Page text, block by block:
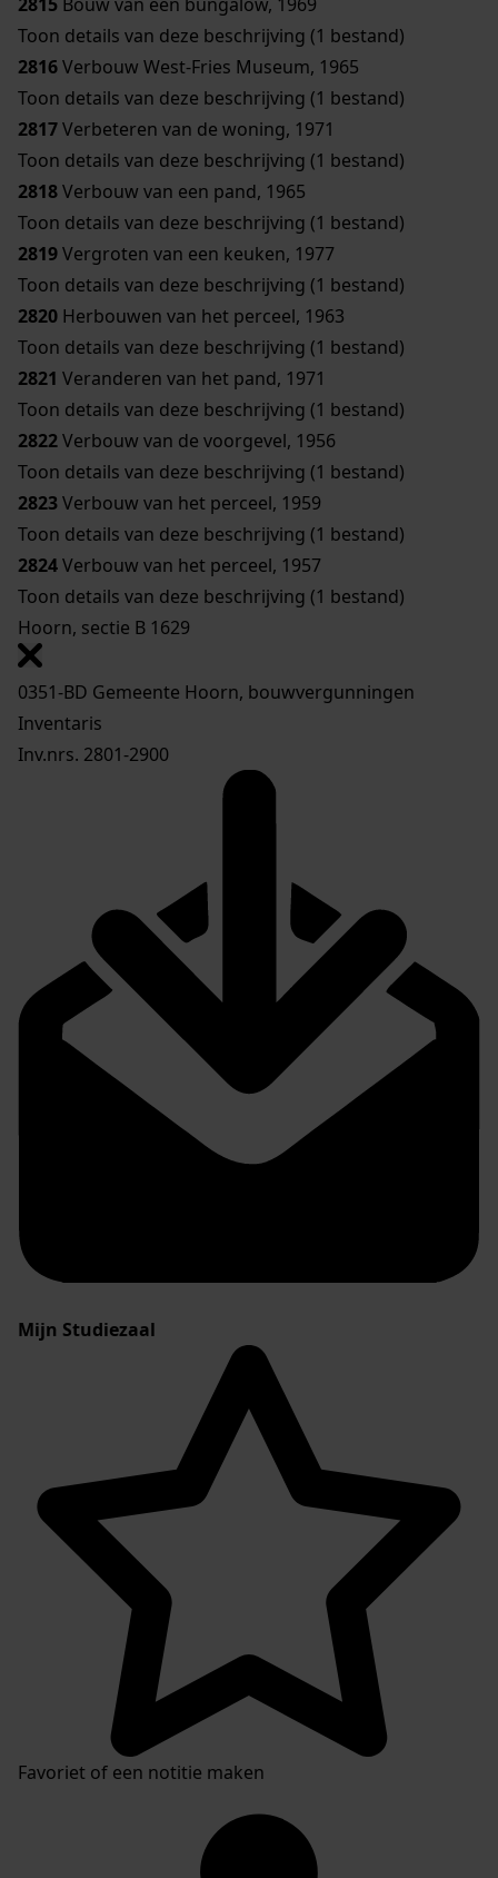
Toon details van deze beschrijving (1 bestand)
2816Verbouw West-Fries Museum, 1965
Toon details van deze beschrijving (1 bestand)
2817Verbeteren van de woning, 1971
Toon details van deze beschrijving (1 bestand)
2818Verbouw van een pand, 1965
Toon details van deze beschrijving (1 bestand)
2819Vergroten van een keuken, 1977
Toon details van deze beschrijving (1 bestand)
2820 Herbouwen van het perceel, 1963
Toon details van deze beschrijving (1 bestand)
2821 Veranderen van het pand, 1971
Toon details van deze beschrijving (1 bestand)
2822Verbouw van de voorgevel, 1956
Toon details van deze beschrijving (1 bestand)
2823Verbouw van het perceel, 1959
Toon details van deze beschrijving (1 bestand)
2824Verbouw van het perceel, 1957
Toon details van deze beschrijving (1 bestand)
Hoorn, sectie B 1629
0351-BD Gemeente Hoorn, bouwvergunningen
Inventaris
Inv.nrs. 2801-2900
Mijn Studiezaal
Favoriet of een notitie maken